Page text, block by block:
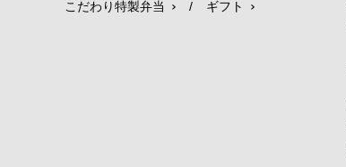
こだわり特製弁当
/ ギフト